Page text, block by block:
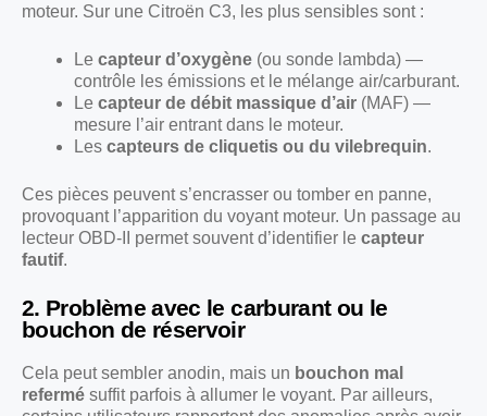
moteur. Sur une Citroën C3, les plus sensibles sont :
Le capteur d’oxygène (ou sonde lambda) —
contrôle les émissions et le mélange air/carburant.
Le capteur de débit massique d’air (MAF) —
mesure l’air entrant dans le moteur.
Les capteurs de cliquetis ou du vilebrequin.
Ces pièces peuvent s’encrasser ou tomber en panne,
provoquant l’apparition du voyant moteur. Un passage au
lecteur OBD-II permet souvent d’identifier le capteur
fautif.
2. Problème avec le carburant ou le
bouchon de réservoir
Cela peut sembler anodin, mais un bouchon mal
refermé suffit parfois à allumer le voyant. Par ailleurs,